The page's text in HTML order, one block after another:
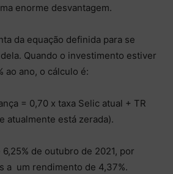
enorme desvantagem.
da equação definida para se
Quando o investimento estiver
ao ano, o cálculo é:
= 0,70 x taxa Selic atual + TR
atualmente está zerada).
de outubro de 2021, por
a um rendimento de 4,37%.